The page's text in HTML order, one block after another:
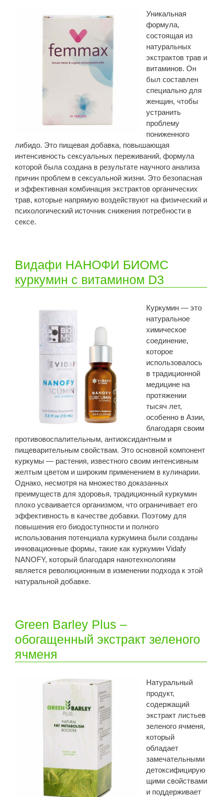
Уникальная
формула,
состоящая из
натуральных
экстрактов трав и
витаминов. Он
был составлен
специально для
женщин, чтобы
устранить
проблему
пониженного
либидо. Это пищевая добавка, повышающая
интенсивность сексуальных переживаний, формула
которой была создана в результате научного анализа
причин проблем в сексуальной жизни. Это безопасная
и эффективная комбинация экстрактов органических
трав, которые напрямую воздействуют на физический и
психологический источник снижения потребности в
сексе.
Видафи НАНОФИ БИОМС
куркумин с витамином D3
Куркумин — это
натуральное
химическое
соединение,
которое
использовалось
в традиционной
медицине на
протяжении
тысяч лет,
особенно в Азии,
благодаря своим
противовоспалительным, антиоксидантным и
пищеварительным свойствам. Это основной компонент
куркумы — растения, известного своим интенсивным
желтым цветом и широким применением в кулинарии.
Однако, несмотря на множество доказанных
преимуществ для здоровья, традиционный куркумин
плохо усваивается организмом, что ограничивает его
эффективность в качестве добавки. Поэтому для
повышения его биодоступности и полного
использования потенциала куркумина были созданы
инновационные формы, такие как куркумин Vidafy
NANOFY, который благодаря нанотехнологиям
является революционным в изменении подхода к этой
натуральной добавке.
Green Barley Plus –
обогащенный экстракт зеленого
ячменя
Натуральный
продукт,
содержащий
экстракт листьев
зеленого ячменя,
который
обладает
замечательными
детоксифицирую
щими свойствами
и поддерживает